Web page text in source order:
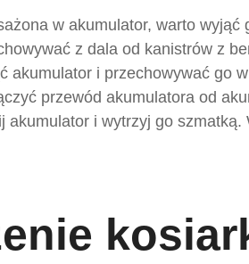
w akumulator, warto
z dala od kanistrów z
akumulator i przechowywać go
przewód akumulatora od
akumulator i wytrzyj go